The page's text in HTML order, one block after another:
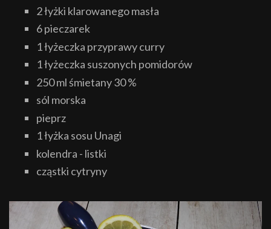
2 łyżki klarowanego masła
6 pieczarek
1 łyżeczka przyprawy curry
1 łyżeczka suszonych pomidorów
250 ml śmietany 30 %
sól morska
pieprz
1 łyżka sosu Unagi
kolendra - listki
cząstki cytryny